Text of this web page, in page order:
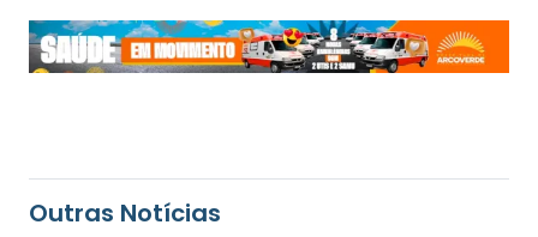
Outras Notícias